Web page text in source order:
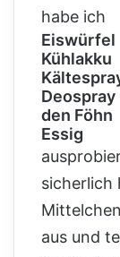
habe ich
Eiswürfel
Kühlakku
Deospray
den Föhn
Essig
sicherlich
aus und